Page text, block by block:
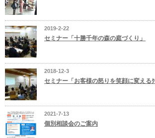
2019-2-22
セミナー「十勝千年の森の庭づくり」
2018-12-3
セミナー「お客様の怒りを笑顔に変える
2021-7-13
個別相談会のご案内